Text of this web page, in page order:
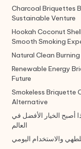
Charcoal Briquettes
Sustainable Venture
Hookah Coconut
Smooth Smoking
Natural Clean
Renewable Energy
Future
Smokeless Briquette
Alternative
أصبح الخيار الأفضل في
العالم
والاستخدام اليومي